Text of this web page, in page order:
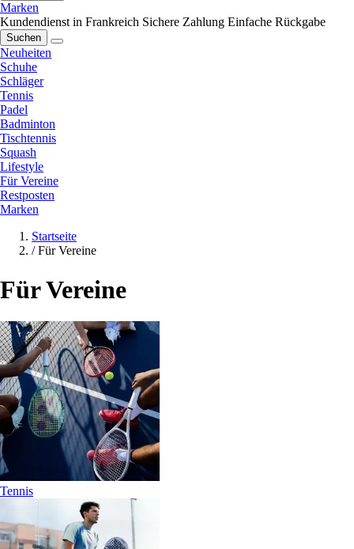
Marken
Kundendienst in Frankreich Sichere Zahlung Einfache Rückgabe
Suchen
Neuheiten
Schuhe
Schläger
Tennis
Padel
Badminton
Tischtennis
Squash
Lifestyle
Für Vereine
Restposten
Marken
Startseite
/ Für Vereine
Für Vereine
Tennis